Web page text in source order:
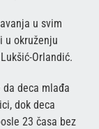
u svim
u okruženju
Orlandić.
da deca mlađa
dok deca
23 časa bez